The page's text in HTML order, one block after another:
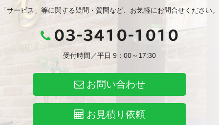
「サービス」等に関する疑問・質問など、お気軽にお問合せください。
03-3410-1010
受付時間／平日 9：00～17:30
お問い合わせ
お見積り依頼